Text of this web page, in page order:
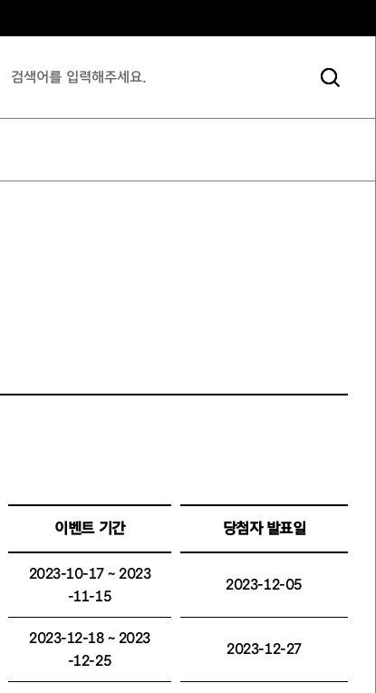
이벤트 기간 당첨자 발표일
2023-10-17 ~ 2023
-11-15
2023-12-05
2023-12-18 ~ 2023
-12-25
2023-12-27